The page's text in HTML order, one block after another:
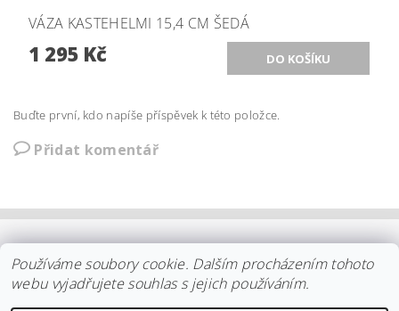
VÁZA KASTEHELMI 15,4 CM ŠEDÁ
1 295 Kč
Buďte první, kdo napíše příspěvek k této položce.
Přidat komentář
| KOLEKCE STELTON | DISTRIBUCE IITTALA |
REKLAMACE/ODSTOUPENÍ | VŠE O NÁKUPU | KDO JSME
KONTAKT
Používáme soubory cookie. Dalším procházením tohoto
webu vyjadřujete souhlas s jejich používáním.